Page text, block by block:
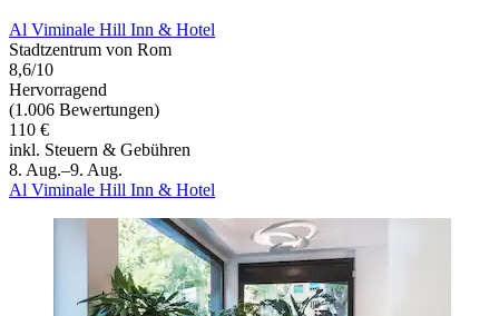
Al Viminale Hill Inn & Hotel
Stadtzentrum von Rom
8,6/10
Hervorragend
(1.006 Bewertungen)
110 €
inkl. Steuern & Gebühren
8. Aug.–9. Aug.
Al Viminale Hill Inn & Hotel